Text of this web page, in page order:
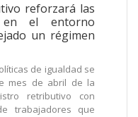
reforzará las
en el entorno
un régimen
de igualdad se
mes de abril de la
retributivo con
trabajadores que